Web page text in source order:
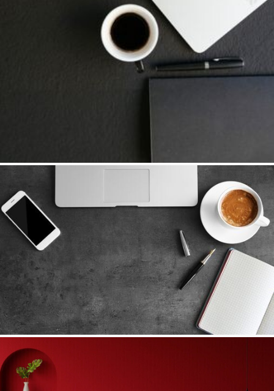
Her zaman internete bağlı
T-MAC
Size özel macbooklar